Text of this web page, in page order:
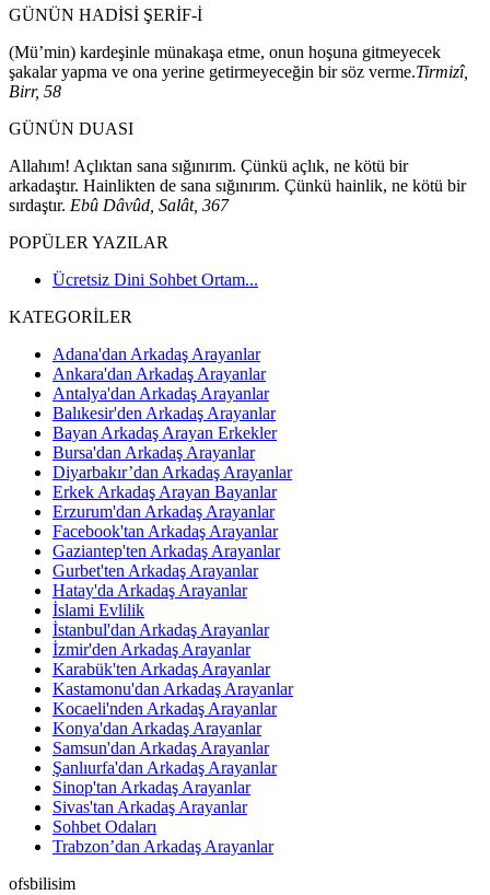
GÜNÜN HADİSİ ŞERİF-İ
(Mü’min) kardeşinle münakaşa etme, onun hoşuna gitmeyecek
şakalar yapma ve ona yerine getirmeyeceğin bir söz verme.Tirmizî,
Birr, 58
GÜNÜN DUASI
Allahım! Açlıktan sana sığınırım. Çünkü açlık, ne kötü bir
arkadaştır. Hainlikten de sana sığınırım. Çünkü hainlik, ne kötü bir
sırdaştır. Ebû Dâvûd, Salât, 367
POPÜLER YAZILAR
Ücretsiz Dini Sohbet Ortam...
KATEGORİLER
Adana'dan Arkadaş Arayanlar
Ankara'dan Arkadaş Arayanlar
Antalya'dan Arkadaş Arayanlar
Balıkesir'den Arkadaş Arayanlar
Bayan Arkadaş Arayan Erkekler
Bursa'dan Arkadaş Arayanlar
Diyarbakır’dan Arkadaş Arayanlar
Erkek Arkadaş Arayan Bayanlar
Erzurum'dan Arkadaş Arayanlar
Facebook'tan Arkadaş Arayanlar
Gaziantep'ten Arkadaş Arayanlar
Gurbet'ten Arkadaş Arayanlar
Hatay'da Arkadaş Arayanlar
İslami Evlilik
İstanbul'dan Arkadaş Arayanlar
İzmir'den Arkadaş Arayanlar
Karabük'ten Arkadaş Arayanlar
Kastamonu'dan Arkadaş Arayanlar
Kocaeli'nden Arkadaş Arayanlar
Konya'dan Arkadaş Arayanlar
Samsun'dan Arkadaş Arayanlar
Şanlıurfa'dan Arkadaş Arayanlar
Sinop'tan Arkadaş Arayanlar
Sivas'tan Arkadaş Arayanlar
Sohbet Odaları
Trabzon’dan Arkadaş Arayanlar
ofsbilisim